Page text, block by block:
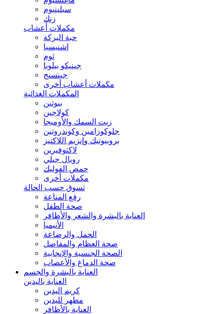
سيلينيوم
زنك
مكملات أعشاب
حبة البركة
اشنيسيا
ثوم
جينيكو بيلوبا
جينسنج
مكملات أعشاب أخرى
المكملات الغذائية
بيوتين
كولاجين
زيت السمك والأوميجا
جلوكوزامين وكوندروتين
بروبيوتيك وإنزيم اللاكتيز
لاكتوفيرين
رويال جيلي
حمض الفوليك
مكملات أخرى
تسوق حسب الحالة
رفع المناعة
صحة الطفل
العناية بالبشرة والشعر والأظافر
الأنيميا
الحمل والرضاعة
صحة العظام والمفاصل
الصحة الجنسية والإنجابية
صحة الدماغ والأعصاب
العناية بالبشرة والجسم
العناية باليدين
كريم اليدين
مطهر لليدين
العناية بالأظافر